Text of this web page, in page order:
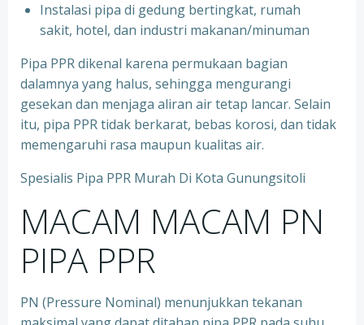
⁠Instalasi pipa di gedung bertingkat, rumah
sakit, hotel, dan industri makanan/minuman
Pipa PPR dikenal karena permukaan bagian
dalamnya yang halus, sehingga mengurangi
gesekan dan menjaga aliran air tetap lancar. Selain
itu, pipa PPR tidak berkarat, bebas korosi, dan tidak
memengaruhi rasa maupun kualitas air.
Spesialis Pipa PPR Murah Di Kota Gunungsitoli
MACAM MACAM PN
PIPA PPR
PN (Pressure Nominal) menunjukkan tekanan